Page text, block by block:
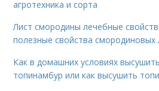
агротехника и сорта
Лист смородины лечебные
полезные свойства смородиновых
Как в домашних условиях
топинамбур или как высушить